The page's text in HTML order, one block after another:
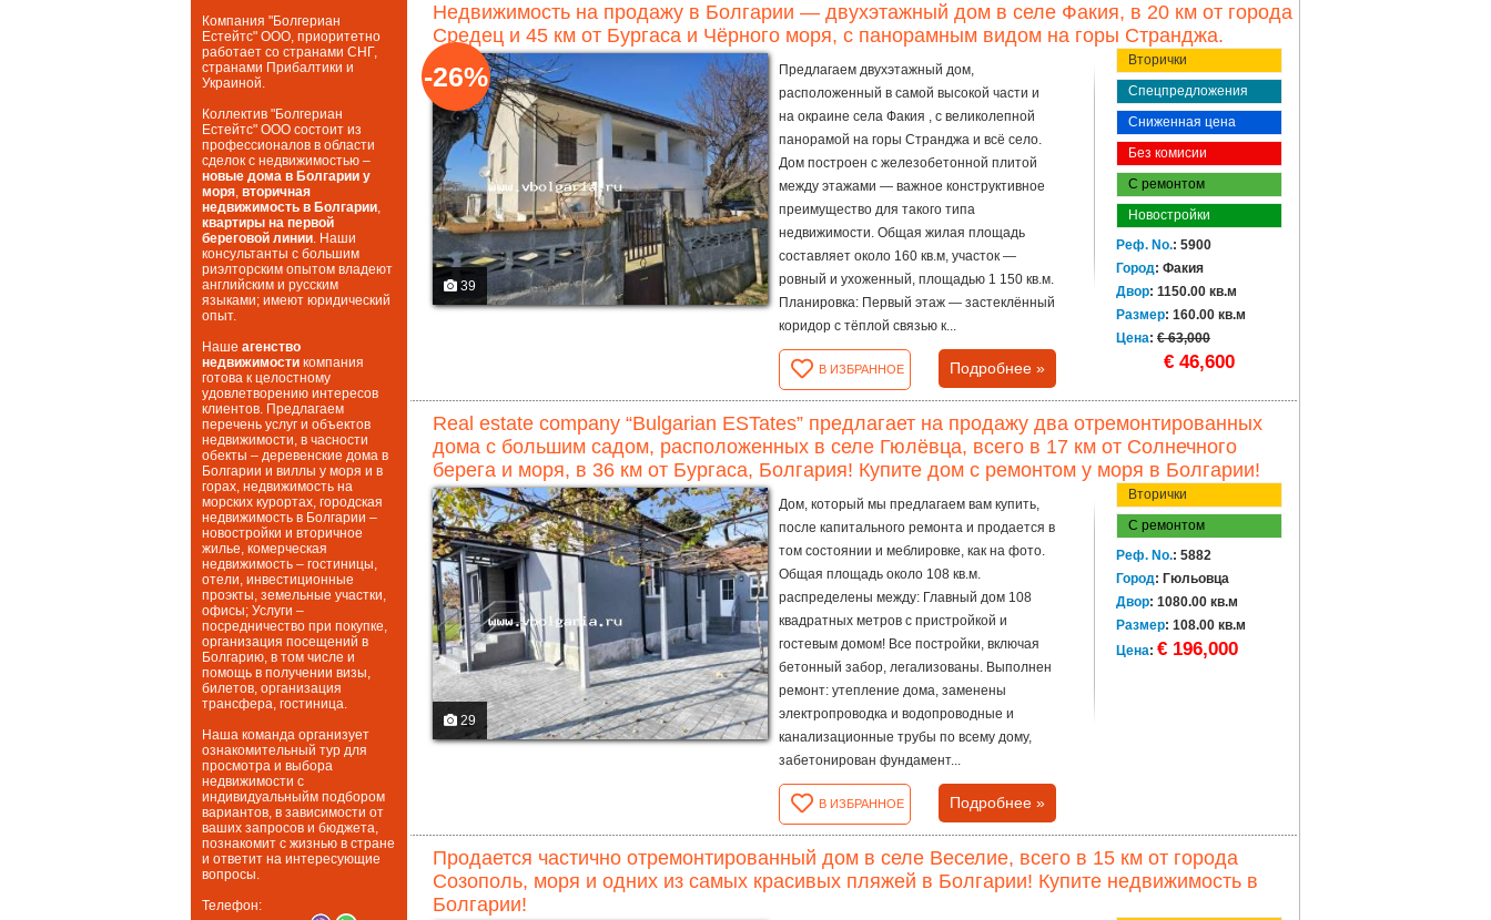
Компания "Болгериан
Естейтс" ООО, приоритетно
работает со странами СНГ,
странами Прибалтики и
Украиной.
Коллектив "Болгериан
Естейтс" ООО состоит из
профессионалов в области
сделок с недвижимостью –
новые дома в Болгарии у
моря, вторичная
недвижимость в Болгарии,
квартиры на первой
береговой линии. Наши
консультанты с большим
риэлторским опытом владеют
английским и русским
языками; имеют юридический
опыт.
Наше агенство
недвижимости компания
готова к целостному
удовлетворению интересов
клиентов. Предлагаем
перечень услуг и объектов
недвижимости, в часности
обекты – деревенские дома в
Болгарии и виллы у моря и в
горах, недвижимость на
морских курортах, городская
недвижимость в Болгарии –
новостройки и вторичное
жилье, комерческая
недвижимость – гостиницы,
отели, инвестиционные
проэкты, земельные участки,
офисы; Услуги –
посредничество при покупке,
организация посещений в
Болгарию, в том числе и
помощь в получении визы,
билетов, организация
трансфера, гостиница.
Наша команда организует
ознакомительный тур для
просмотра и выбора
недвижимости с
индивидуальныйм подбором
вариантов, в зависимости от
ваших запросов и бюджета,
познакомит с жизнью в стране
и ответит на интересующие
вопросы.
Телефон:
Недвижимость на продажу в Болгарии — двухэтажный дом в селе Факия, в 20 км от города
Средец и 45 км от Бургаса и Чёрного моря, с панорамным видом на горы Странджа.
39
-26%
Предлагаем двухэтажный дом,
расположенный в самой высокой части и
на окраине села Факия , с великолепной
панорамой на горы Странджа и всё село.
Дом построен с железобетонной плитой
между этажами — важное конструктивное
преимущество для такого типа
недвижимости. Общая жилая площадь
составляет около 160 кв.м, участок —
ровный и ухоженный, площадью 1 150 кв.м.
Планировка: Первый этаж — застеклённый
коридор с тёплой связью к...
В ИЗБРАННОЕ Подробнее »
Вторички
Спецпредложения
Сниженная цена
Без комисии
С ремонтом
Новостройки
Реф. No.: 5900
Город: Факия
Двор: 1150.00 кв.м
Размер: 160.00 кв.м
Цена: € 63,000
€ 46,600
Real estate company “Bulgarian ESTates” предлагает на продажу два отремонтированных
дома с большим садом, расположенных в селе Гюлёвца, всего в 17 км от Солнечного
берега и моря, в 36 км от Бургаса, Болгария! Купите дом с ремонтом у моря в Болгарии!
29
Дом, который мы предлагаем вам купить,
после капитального ремонта и продается в
том состоянии и меблировке, как на фото.
Общая площадь около 108 кв.м.
распределены между: Главный дом 108
квадратных метров с пристройкой и
гостевым домом! Все постройки, включая
бетонный забор, легализованы. Выполнен
ремонт: утепление дома, заменены
электропроводка и водопроводные и
канализационные трубы по всему дому,
забетонирован фундамент...
В ИЗБРАННОЕ Подробнее »
Вторички
С ремонтом
Реф. No.: 5882
Город: Гюльовца
Двор: 1080.00 кв.м
Размер: 108.00 кв.м
Цена: € 196,000
Продается частично отремонтированный дом в селе Веселие, всего в 15 км от города
Созополь, моря и одних из самых красивых пляжей в Болгарии! Купите недвижимость в
Болгарии!